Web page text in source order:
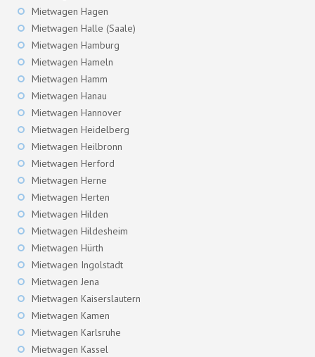
Mietwagen Hagen
Mietwagen Halle (Saale)
Mietwagen Hamburg
Mietwagen Hameln
Mietwagen Hamm
Mietwagen Hanau
Mietwagen Hannover
Mietwagen Heidelberg
Mietwagen Heilbronn
Mietwagen Herford
Mietwagen Herne
Mietwagen Herten
Mietwagen Hilden
Mietwagen Hildesheim
Mietwagen Hürth
Mietwagen Ingolstadt
Mietwagen Jena
Mietwagen Kaiserslautern
Mietwagen Kamen
Mietwagen Karlsruhe
Mietwagen Kassel